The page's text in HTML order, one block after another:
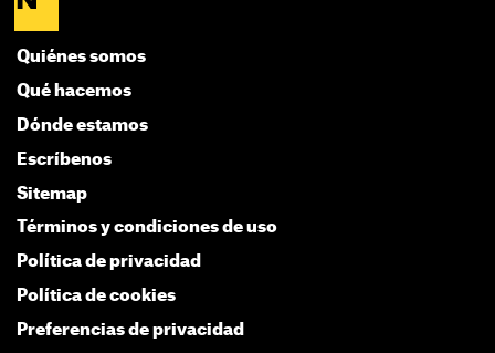
Quiénes somos
Qué hacemos
Dónde estamos
Escríbenos
Sitemap
Términos y condiciones de uso
Política de privacidad
Política de cookies
Preferencias de privacidad